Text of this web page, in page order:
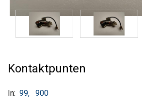
Kontaktpunten
In: 99 900